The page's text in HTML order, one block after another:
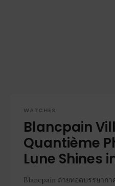
WATCHES
Blancpain
Quantième
Lune Shines
Blancpain ถ่ายทอดบรรยาก